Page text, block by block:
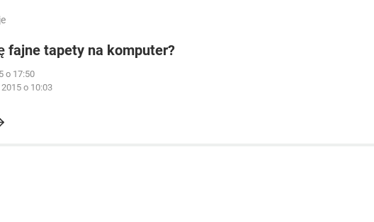
fajne tapety na komputer?
o 17:50
o 10:03